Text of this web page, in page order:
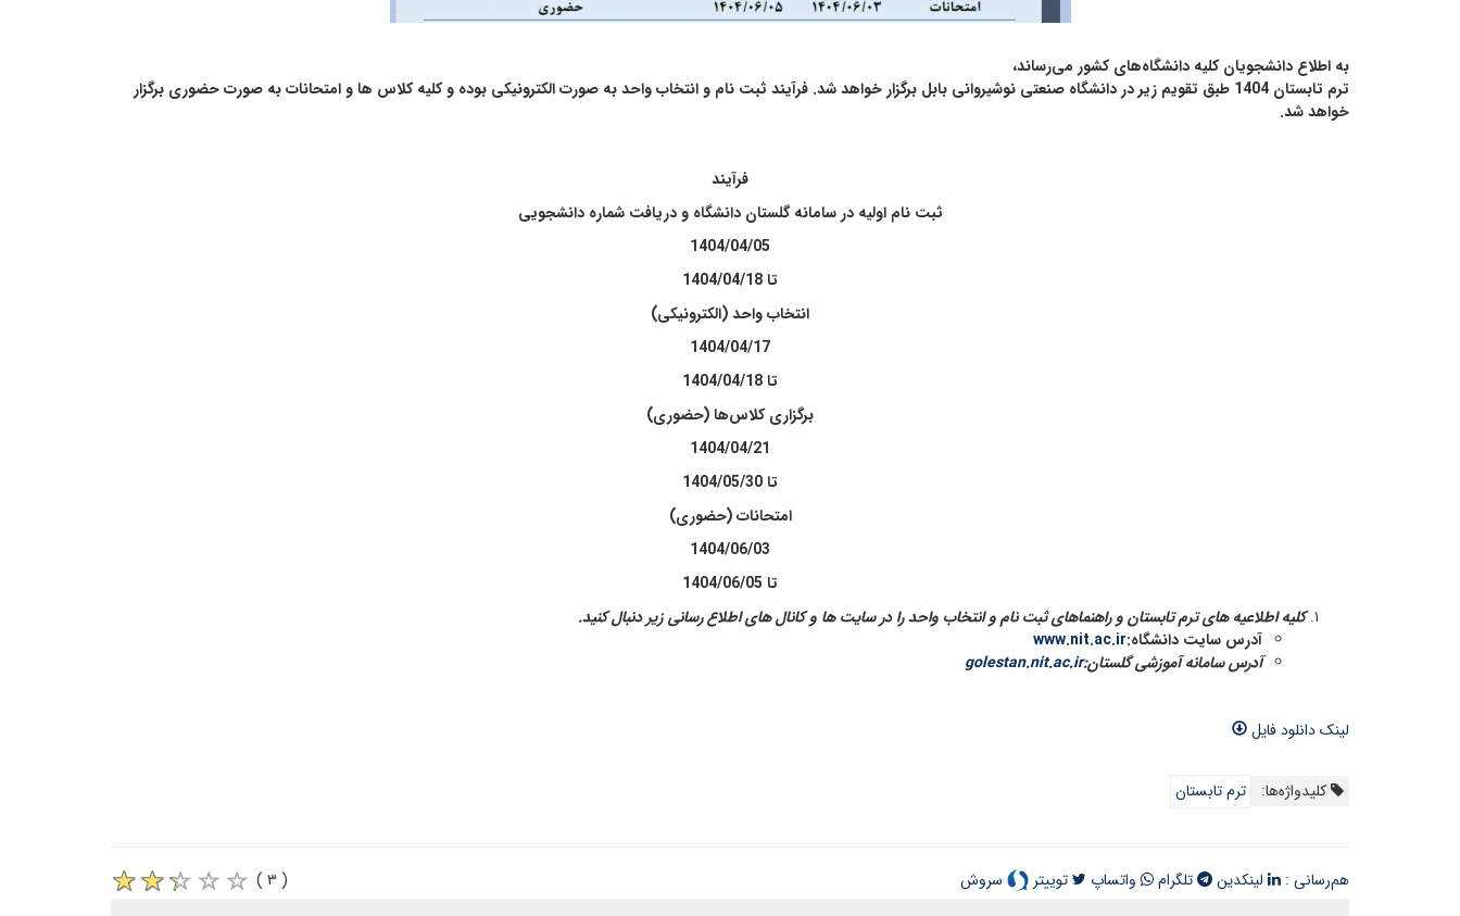
به اطلاع دانشجویان کلیه دانشگاه‌های کشور می‌رساند،
ترم تابستان 1404 طبق تقویم زیر در دانشگاه صنعتی نوشیروانی بابل برگزار خواهد شد. فرآیند ثبت نام و انتخاب واحد به صورت الکترونیکی بوده و کلیه کلاس ها و امتحانات به صورت حضوری برگزار
خواهد شد.
فرآیند
ثبت نام اولیه در سامانه گلستان دانشگاه و دریافت شماره دانشجویی
1404/04/05
تا 1404/04/18
انتخاب واحد (الکترونیکی)
1404/04/17
تا 1404/04/18
برگزاری کلاس‌ها (حضوری)
1404/04/21
تا 1404/05/30
امتحانات (حضوری)
1404/06/03
تا 1404/06/05
کلیه اطلاعیه های ترم تابستان و راهنماهای ثبت نام و انتخاب واحد را در سایت ها و کانال های اطلاع رسانی زیر دنبال کنید.
آدرس سایت دانشگاه:www.nit.ac.ir
آدرس سامانه آموزشی گلستان:golestan.nit.ac.ir
لینک دانلود فایل
کلیدواژه‌ها: ترم تابستان
هم‌رسانی : لینکدین تلگرام واتساپ توییتر سروش ( ۳ )